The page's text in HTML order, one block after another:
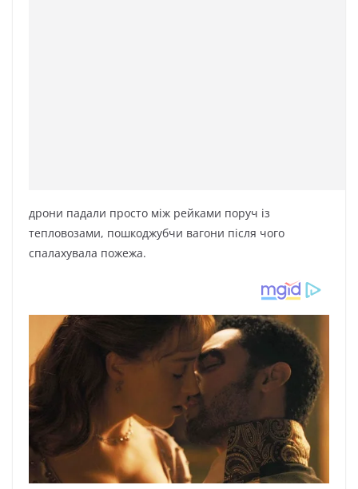
дрони падали просто між рейками поруч із
тепловозами, пошкоджубчи вагони після чого
спалахувала пожежа.